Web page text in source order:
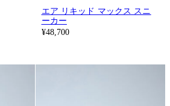
エア リキッド マックス スニ
ーカー
¥48,700